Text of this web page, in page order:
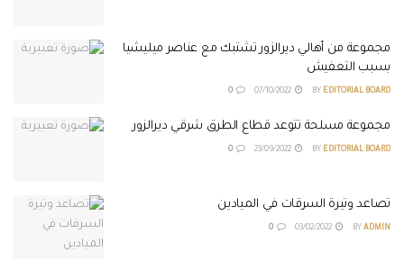
مجموعة من أهالي ديرالزور تشتبك مع عناصر ميليشيا
بسبب التعفيش
BY EDITORIAL BOARD
مجموعة مسلحة تتوعد قطاع الطرق شرقي ديرالزور
BY EDITORIAL BOARD
تصاعد وتيرة السرقات في الميادين
BY ADMIN